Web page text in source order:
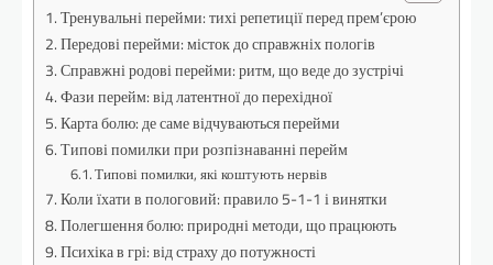
Тренувальні перейми: тихі репетиції перед прем’єрою
Передові перейми: місток до справжніх пологів
Справжні родові перейми: ритм, що веде до зустрічі
Фази перейм: від латентної до перехідної
Карта болю: де саме відчуваються перейми
Типові помилки при розпізнаванні перейм
Типові помилки, які коштують нервів
Коли їхати в пологовий: правило 5-1-1 і винятки
Полегшення болю: природні методи, що працюють
Психіка в грі: від страху до потужності